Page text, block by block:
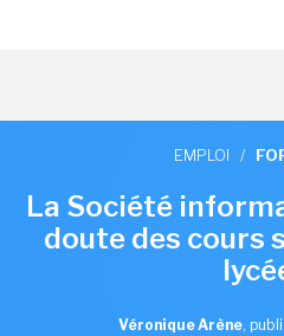
EMPLOI /
La Société
doute des cours
Véronique Arène,